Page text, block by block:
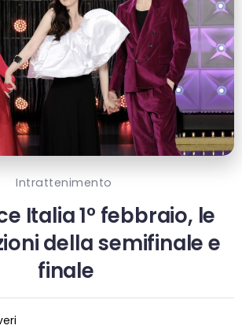
Intrattenimento
Italia 1° febbraio, le
della semifinale e
finale